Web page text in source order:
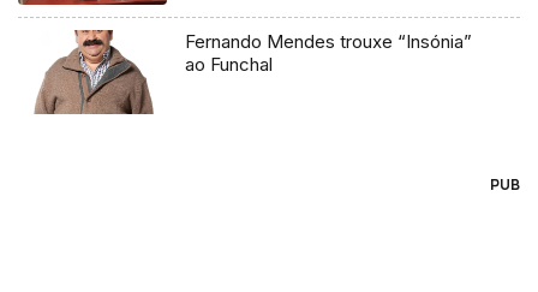
Fernando Mendes trouxe “Insónia”
ao Funchal
PUB